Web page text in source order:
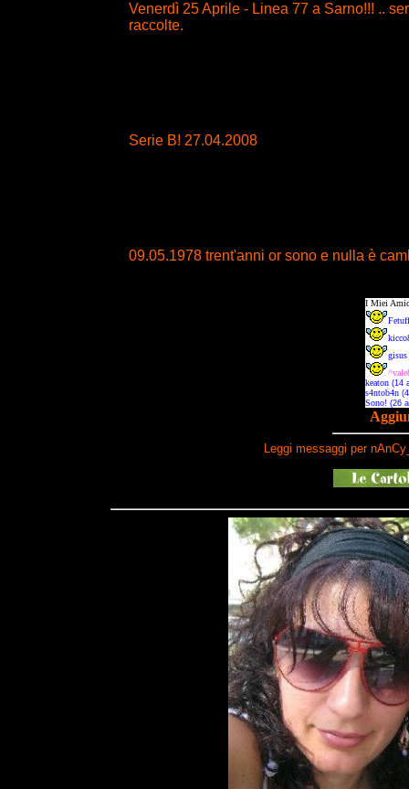
Venerdì 25 Aprile - Linea 77 a Sarno!!! ..
raccolte.
Serie B! 27.04.2008
09.05.1978 trent'anni or sono e nulla è
Leggi messaggi per